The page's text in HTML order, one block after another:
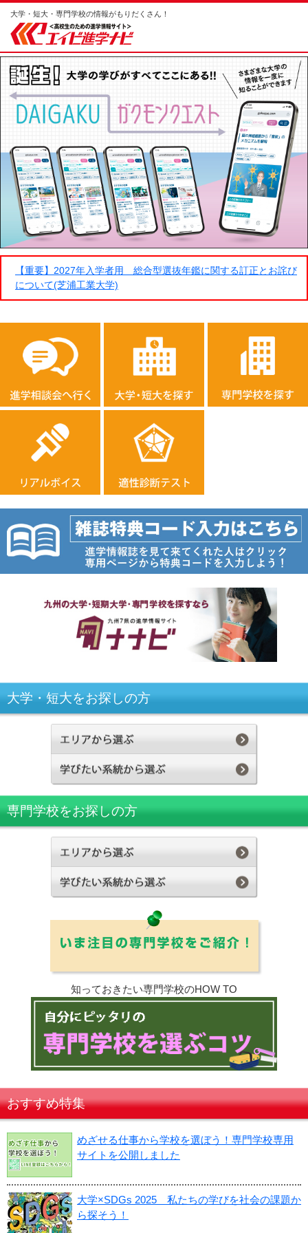
大学・短大・専門学校の情報がもりだくさん！
【重要】2027年入学者用 総合型選抜年鑑に関する訂正とお詫び
について(芝浦工業大学)
大学・短大をお探しの方
専門学校をお探しの方
知っておきたい専門学校のHOW TO
おすすめ特集
めざせる仕事から学校を選ぼう！専門学校専用
サイトを公開しました
大学×SDGs 2025 私たちの学びを社会の課題か
ら探そう！